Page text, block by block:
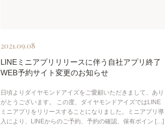
2021.09.08
LINEミニアプリリリースに伴う自社アプリ終了
WEB予約サイト変更のお知らせ
日頃よりダイヤモンドアイズをご愛顧いただきまして、あり
がとうございます。 この度、ダイヤモンドアイズではLINE
ミニアプリをリリースすることになりました。ミニアプリ導
入により、LINEからのご予約、予約の確認、保有ポイン […]